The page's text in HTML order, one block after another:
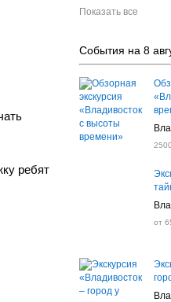
ребят
Показать все
События на 8
от